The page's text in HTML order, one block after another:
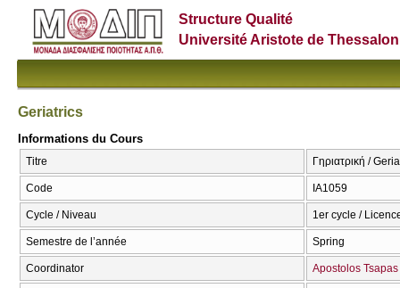
Structure Qualité
Université Aristote de
Geriatrics
Informations du Cours
Titre Γηριατρική /
Code ΙΑ1059
Cycle / Niveau 1er cycle /
Semestre de l’année Spring
Coordinator Apostolos Tsapas